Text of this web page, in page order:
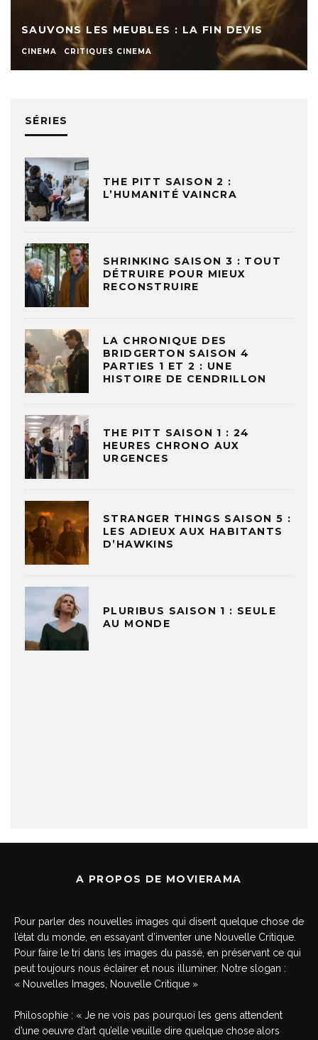
SAUVONS LES MEUBLES : LA FIN DEVIS
CINEMA CRITIQUES CINEMA
SÉRIES
THE PITT SAISON 2 :
L’HUMANITÉ VAINCRA
SHRINKING SAISON 3 : TOUT
DÉTRUIRE POUR MIEUX
RECONSTRUIRE
LA CHRONIQUE DES
BRIDGERTON SAISON 4
PARTIES 1 ET 2 : UNE
HISTOIRE DE CENDRILLON
THE PITT SAISON 1 : 24
HEURES CHRONO AUX
URGENCES
STRANGER THINGS SAISON 5 :
LES ADIEUX AUX HABITANTS
D’HAWKINS
PLURIBUS SAISON 1 : SEULE
AU MONDE
A PROPOS DE MOVIERAMA
Pour parler des nouvelles images qui disent quelque chose de
l’état du monde, en essayant d’inventer une Nouvelle Critique.
Pour faire le tri dans les images du passé, en préservant ce qui
peut toujours nous éclairer et nous illuminer. Notre slogan :
« Nouvelles Images, Nouvelle Critique »
Philosophie : « Je ne vois pas pourquoi les gens attendent
d’une oeuvre d’art qu’elle veuille dire quelque chose alors